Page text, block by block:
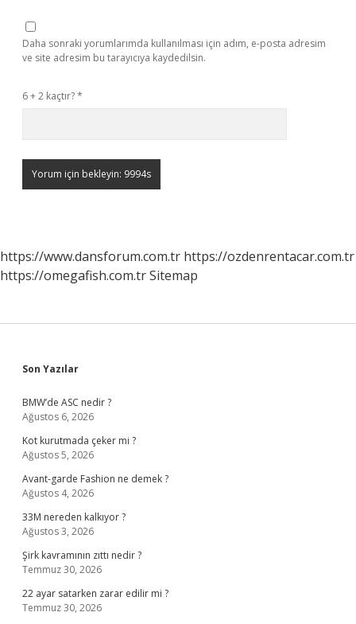
Daha sonraki yorumlarımda kullanılması için adım, e-posta adresim
ve site adresim bu tarayıcıya kaydedilsin.
6 + 2 kaçtır?*
https://www.dansforum.com.tr https://ozdenrentacar.com.tr
https://omegafish.com.trSitemap
Sidebar
Son Yazılar
BMW’de ASC nedir ?
Ağustos 6, 2026
Kot kurutmada çeker mi ?
Ağustos 5, 2026
Avant-garde Fashion ne demek ?
Ağustos 4, 2026
33M nereden kalkıyor ?
Ağustos 3, 2026
Şirk kavramının zıttı nedir ?
Temmuz 30, 2026
22 ayar satarken zarar edilir mi ?
Temmuz 30, 2026